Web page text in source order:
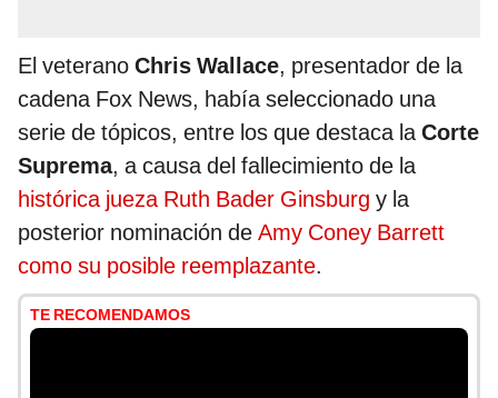
El veterano Chris Wallace, presentador de la
cadena Fox News, había seleccionado una
serie de tópicos, entre los que destaca laCorte
Suprema, a causa del fallecimiento de la
histórica jueza Ruth Bader Ginsburg y la
posterior nominación de Amy Coney Barrett
como su posible reemplazante.
TE RECOMENDAMOS